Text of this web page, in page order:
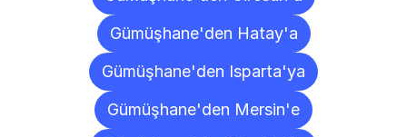
Gümüşhane'den Hatay'a
Gümüşhane'den Isparta'ya
Gümüşhane'den Mersin'e